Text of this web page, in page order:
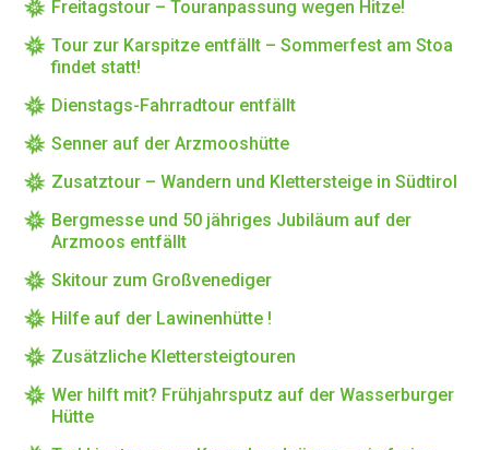
Freitagstour – Touranpassung wegen Hitze!
Tour zur Karspitze entfällt – Sommerfest am Stoa
findet statt!
Dienstags-Fahrradtour entfällt
Senner auf der Arzmooshütte
Zusatztour – Wandern und Klettersteige in Südtirol
Bergmesse und 50 jähriges Jubiläum auf der
Arzmoos entfällt
Skitour zum Großvenediger
Hilfe auf der Lawinenhütte !
Zusätzliche Klettersteigtouren
Wer hilft mit? Frühjahrsputz auf der Wasserburger
Hütte